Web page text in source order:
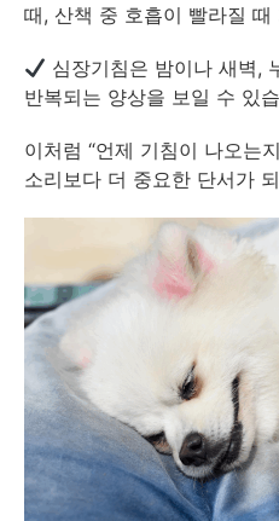
때, 산책 중 호흡이 빨라질
심장기침은 밤이나 새벽,
반복되는 양상을 보일 수 있
이처럼 “언제 기침이 나오는
소리보다 더 중요한 단서가